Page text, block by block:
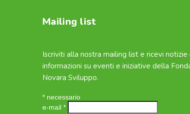
Mailing list
Iscriviti alla nostra mailing list e ricevi notizie
informazioni su eventi e iniziative della
Novara Sviluppo.
* necessario
e-mail *